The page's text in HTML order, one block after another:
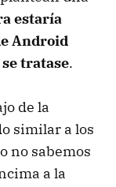
estaría
Android
tratase.
de la
similar a los
no sabemos
a la